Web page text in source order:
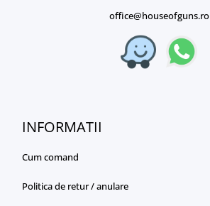
office@houseofguns.ro
INFORMATII
Cum comand
Politica de retur / anulare